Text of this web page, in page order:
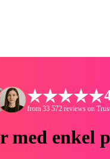
from 33 572 reviews on
med enkel